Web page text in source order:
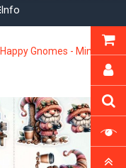
Info
Gnomes - Mini